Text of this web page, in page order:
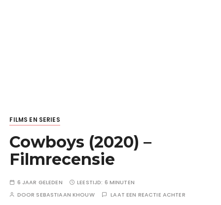
FILMS EN SERIES
Cowboys (2020) –
Filmrecensie
6 JAAR GELEDEN LEESTIJD: 6 MINUTEN
DOOR SEBASTIAAN KHOUW LAAT EEN REACTIE ACHTER